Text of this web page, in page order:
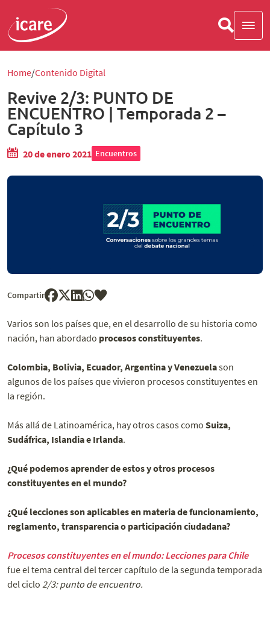
Home Contenido Digital
Revive 2/3: PUNTO DE
ENCUENTRO | Temporada 2 –
Capítulo 3
20 de enero 2021 Encuentros
Compartir
Varios son los países que, en el desarrollo de su historia como
nación, han abordado procesos constituyentes.
Colombia, Bolivia, Ecuador, Argentina y Venezuelason
algunos de los países que vivieron procesos constituyentes en
la región.
Más allá de Latinoamérica, hay otros casos como Suiza,
Sudáfrica, Islandia e Irlanda.
¿Qué podemos aprender de estos y otros procesos
constituyentes en el mundo?
¿Qué lecciones son aplicables en materia de funcionamiento,
reglamento, transparencia o participación ciudadana?
Procesos constituyentes en el mundo: Lecciones para Chile
fue el tema central del tercer capítulo de la segunda temporada
del ciclo 2/3: punto de encuentro.